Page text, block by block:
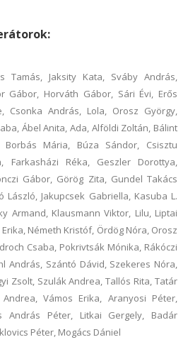
Tamás, Jaksity Kata, Sváby András,
Gábor, Horváth Gábor, Sári Évi, Erős
Csonka András, Lola, Orosz György,
Ábel Anita, Ada, Alföldi Zoltán, Bálint
Borbás Mária, Búza Sándor, Csisztu
Farkasházi Réka, Geszler Dorottya,
Gábor, Görög Zita, Gundel Takács
László, Jakupcsek Gabriella, Kasuba L.
Armand, Klausmann Viktor, Lilu, Liptai
Németh Kristóf, Ördög Nóra, Orosz
Csaba, Pokrivtsák Mónika, Rákóczi
András, Szántó Dávid, Szekeres Nóra,
Zsolt, Szulák Andrea, Tallós Rita, Tatár
Vámos Erika, Aranyosi Péter,
András Péter, Litkai Gergely, Badár
Péter, Mogács Dániel